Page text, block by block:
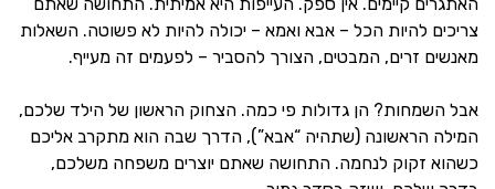
צריכים להיות הכל – אבא ואמא – יכולה להיות לא פשוטה. השאלות
מאנשים זרים, המבטים, הצורך להסביר – לפעמים זה מעייף.
אבל השמחות? הן גדולות פי כמה. הצחוק הראשון של הילד שלכם,
המילה הראשונה (שתהיה “אבא”), הדרך שבה הוא מתקרב אליכם
כשהוא זקוק לנחמה. התחושה שאתם יוצרים משפחה משלכם,